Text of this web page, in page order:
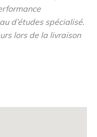
d’études spécialisé.
lors de la livraison